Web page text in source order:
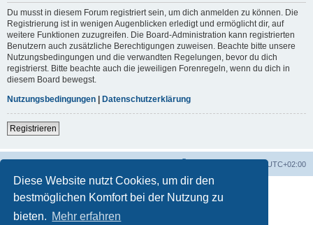
Diese Website nutzt Cookies, um dir den
bestmöglichen Komfort bei der Nutzung zu
bieten. Mehr erfahren
Du musst in diesem Forum registriert sein, um dich anmelden zu können. Die
Registrierung ist in wenigen Augenblicken erledigt und ermöglicht dir, auf
weitere Funktionen zuzugreifen. Die Board-Administration kann registrierten
Benutzern auch zusätzliche Berechtigungen zuweisen. Beachte bitte unsere
Nutzungsbedingungen und die verwandten Regelungen, bevor du dich
registrierst. Bitte beachte auch die jeweiligen Forenregeln, wenn du dich in
diesem Board bewegst.
Nutzungsbedingungen | Datenschutzerklärung
Registrieren
UTC+02:00